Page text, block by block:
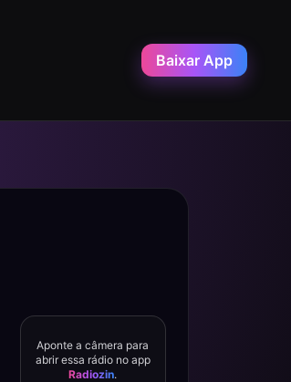
Baixar App
Aponte a câmera para
abrir essa rádio no app
Radiozin.